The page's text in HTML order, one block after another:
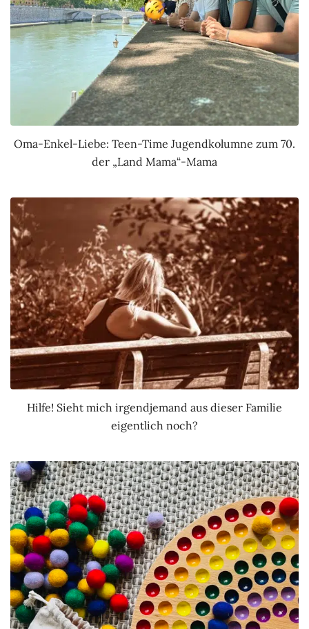
Oma-Enkel-Liebe: Teen-Time Jugendkolumne zum 70.
der „Land Mama“-Mama
Hilfe! Sieht mich irgendjemand aus dieser Familie
eigentlich noch?